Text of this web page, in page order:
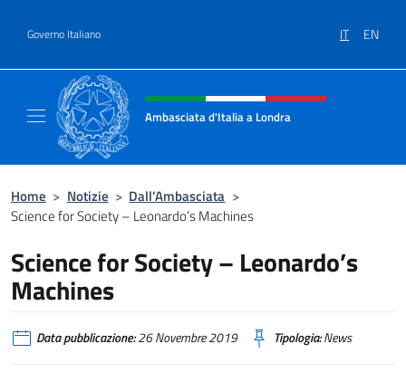
Governo Italiano IT EN
Intestazione sito, social e menù
Ambasciata d'Italia a Londra
Home > Notizie > Dall’Ambasciata >
Science for Society – Leonardo’s Machines
Science for Society – Leonardo’s
Machines
Data pubblicazione:26 Novembre 2019 Tipologia:News